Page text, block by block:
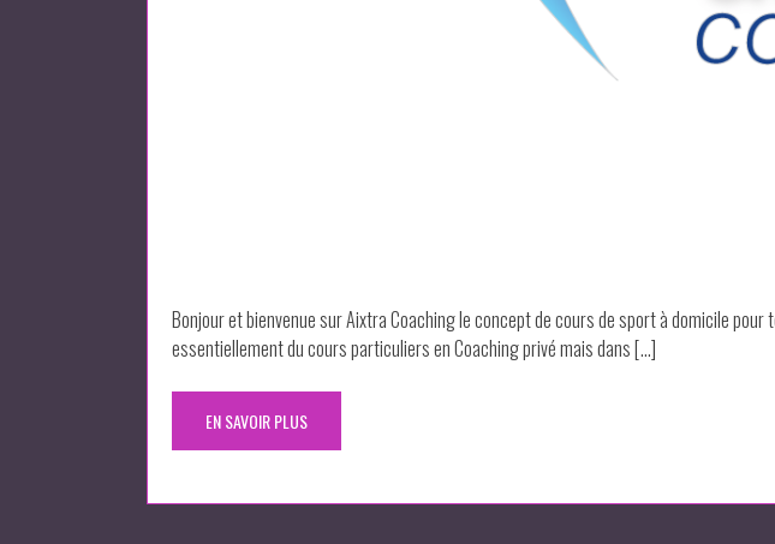
Bonjour et bienvenue sur Aixtra Coaching le concept de cours de sport à domicile pour
essentiellement du cours particuliers en Coaching privé mais dans […]
EN SAVOIR PLUS